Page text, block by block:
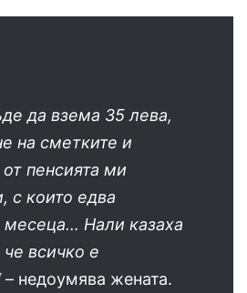
да взема 35 лева,
на сметките и
пенсията ми
с които едва
Нали казаха
всичко е
– недоумява жената.